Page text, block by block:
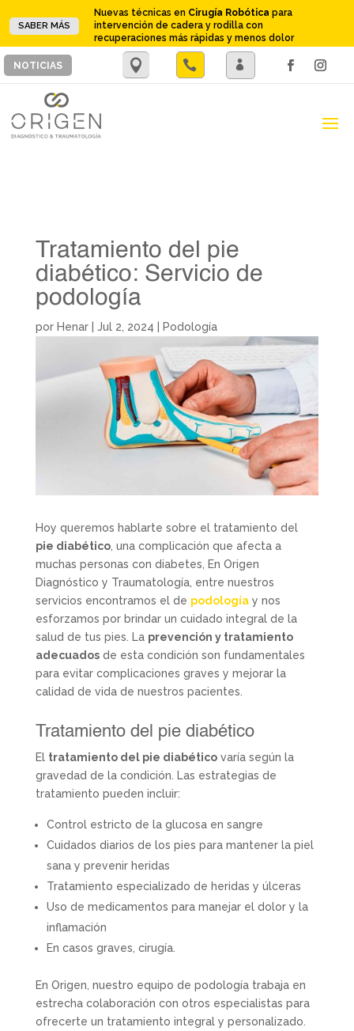
SABER MÁS
Nuevas técnicas en Cirugía Robótica para
intervención de cadera y rodilla con
recuperaciones más rápidas y menos dolor
NOTICIAS 
Tratamiento del pie
diabético: Servicio de
podología
por Henar| Jul 2, 2024 | Podología
Hoy queremos hablarte sobre el tratamiento del
pie diabético, una complicación que afecta a
muchas personas con diabetes, En Origen
Diagnóstico y Traumatología, entre nuestros
servicios encontramos el de podología y nos
esforzamos por brindar un cuidado integral de la
salud de tus pies. La prevención y tratamiento
adecuadosde esta condición son fundamentales
para evitar complicaciones graves y mejorar la
calidad de vida de nuestros pacientes.
Tratamiento del pie diabético
El tratamiento del pie diabéticovaría según la
gravedad de la condición. Las estrategias de
tratamiento pueden incluir:
Control estricto de la glucosa en sangre
Cuidados diarios de los pies para mantener la piel
sana y prevenir heridas
Tratamiento especializado de heridas y úlceras
Uso de medicamentos para manejar el dolor y la
inflamación
En casos graves, cirugía.
En Origen, nuestro equipo de podología trabaja en
estrecha colaboración con otros especialistas para
ofrecerte un tratamiento integral y personalizado.